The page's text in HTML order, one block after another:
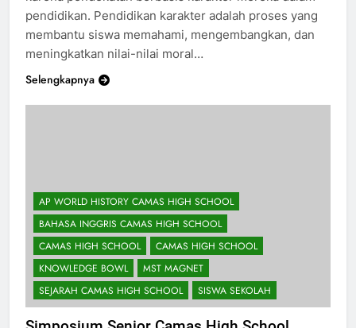
karena pendekatan berbasis karakter mereka dalam
pendidikan. Pendidikan karakter adalah proses yang
membantu siswa memahami, mengembangkan, dan
AP WORLD HISTORY CAMAS HIGH SCHOOL
BAHASA INGGRIS CAMAS HIGH SCHOOL
CAMAS HIGH SCHOOL
CAMAS HIGH SCHOOL
KNOWLEDGE BOWL
MST MAGNET
SEJARAH CAMAS HIGH SCHOOL
SISWA SEKOLAH